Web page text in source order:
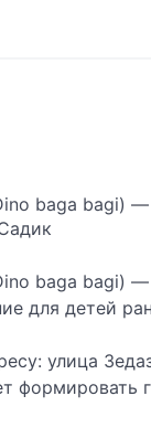
baga bagi)
baga bagi)
для детей
улица